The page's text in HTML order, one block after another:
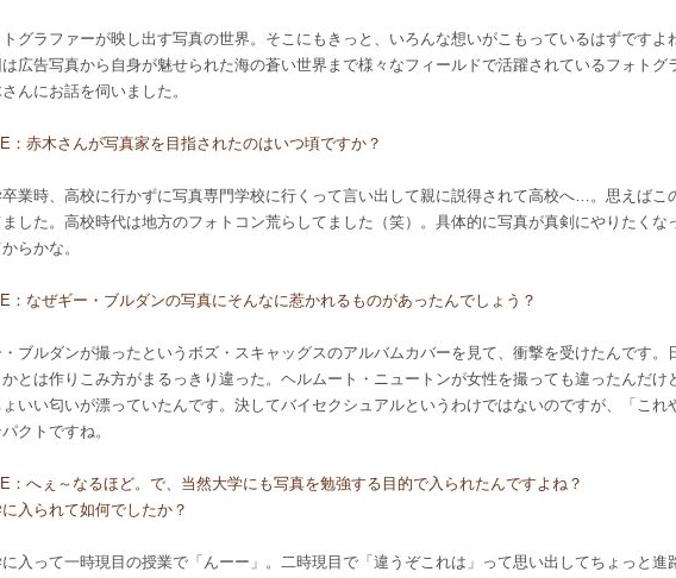
グラファーが映し出す写真の世界。そこにもきっと、いろんな想いがこもっているはずですよ
広告写真から自身が魅せられた海の蒼い世界まで様々なフィールドで活躍されているフォトグ
んにお話を伺いました。
：赤木さんが写真家を目指されたのはいつ頃ですか？
業時、高校に行かずに写真専門学校に行くって言い出して親に説得されて高校へ…。思えばこ
ました。高校時代は地方のフォトコン荒らしてました（笑）。具体的に写真が真剣にやりたくな
らかな。
：なぜギー・ブルダンの写真にそんなに惹かれるものがあったんでしょう？
・ブルダンが撮ったというボズ・スキャッグスのアルバムカバーを見て、衝撃を受けたんです
とは作りこみ方がまるっきり違った。ヘルムート・ニュートンが女性を撮っても違ったんだけ
ょいい匂いが漂っていたんです。決してバイセクシュアルというわけではないのですが、「これ
クトですね。
：へぇ～なるほど。で、当然大学にも写真を勉強する目的で入られたんですよね？
入られて如何でしたか？
に入って一時現目の授業で「んーー」。二時現目で「違うぞこれは」って思い出してちょっと